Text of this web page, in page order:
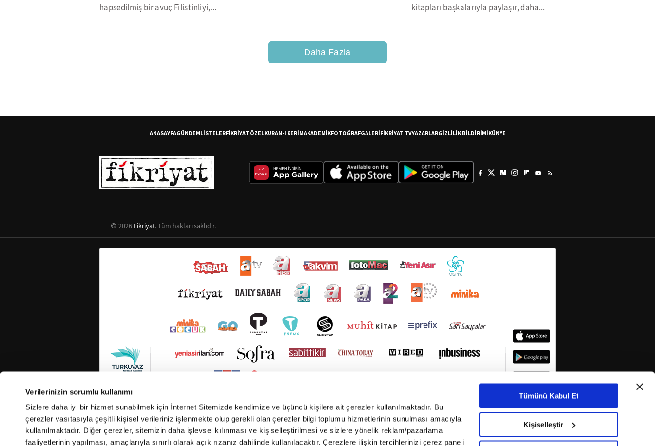
Verilerinizin sorumlu kullanımı
Sizlere daha iyi bir hizmet sunabilmek için İnternet Sitemizde kendimize ve üçüncü kişilere ait çerezler kullanılmaktadır. Bu
çerezler vasıtasıyla çeşitli kişisel verileriniz işlenmekte olup gerekli olan çerezler bilgi toplumu hizmetlerinin sunulması amacıyla
kullanılmaktadır. Diğer çerezler, sitemizin daha işlevsel kılınması ve kişiselleştirilmesi ve sizlere yönelik reklam/pazarlama
faaliyetlerinin yapılması, amaçlarıyla sınırlı olarak açık rızanız dahilinde kullanılacaktır. Çerezlere ilişkin tercihlerinizi çerez paneli
Tümünü Kabul Et
Kişiselleştir
hapsedilmiş bir avuç Filistinliyi,...
kitapları başkalarıyla paylaşır, daha...
Daha Fazla
ANASAYFAGÜNDEMLİSTELERFİKRİYAT ÖZELKURAN-I KERİMAKADEMİKFOTOĞRAFGALERİFİKRİYAT TVYAZARLARGİZLİLİK BİLDİRİMİKÜNYE
2026 Fikriyat. Tüm hakları saklıdır.